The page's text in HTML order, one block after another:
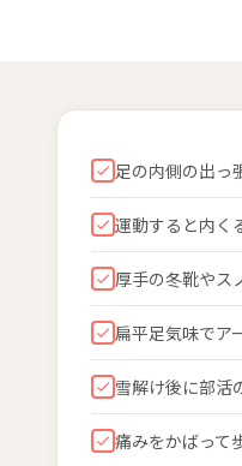
足の内側の出っ
運動すると内く
厚手の冬靴やス
扁平足気味でア
雪解け後に部活
痛みをかばって